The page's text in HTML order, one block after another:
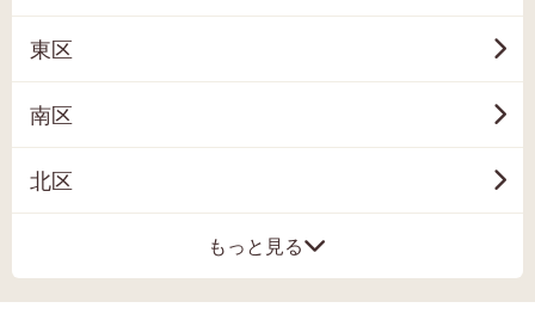
東区
南区
北区
もっと見る